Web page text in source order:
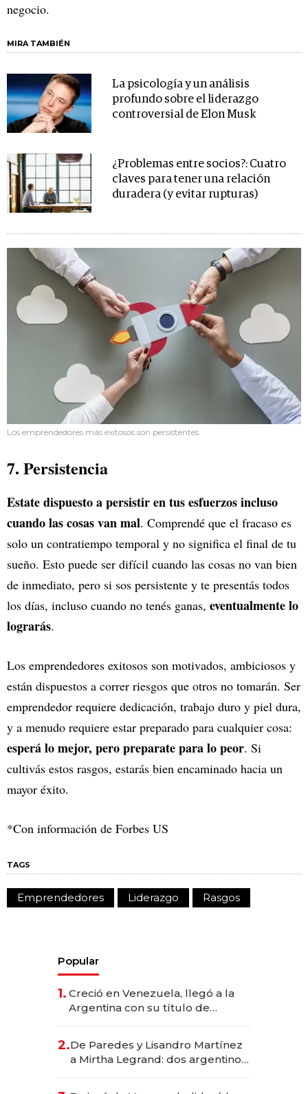
negocio.
MIRA TAMBIÉN
La psicología y un análisis
profundo sobre el liderazgo
controversial de Elon Musk
¿Problemas entre socios?: Cuatro
claves para tener una relación
duradera (y evitar rupturas)
Los emprendedores más exitosos son persistentes.
7. Persistencia
Estate dispuesto a persistir en tus esfuerzos incluso
cuando las cosas van mal. Comprendé que el fracaso es
solo un contratiempo temporal y no significa el final de tu
sueño. Esto puede ser difícil cuando las cosas no van bien
de inmediato, pero si sos persistente y te presentás todos
los días, incluso cuando no tenés ganas, eventualmente lo
lograrás.
Los emprendedores exitosos son motivados, ambiciosos y
están dispuestos a correr riesgos que otros no tomarán. Ser
emprendedor requiere dedicación, trabajo duro y piel dura,
y a menudo requiere estar preparado para cualquier cosa:
esperá lo mejor, pero preparate para lo peor. Si
cultivás estos rasgos, estarás bien encaminado hacia un
mayor éxito.
*Con información de Forbes US
TAGS
Emprendedores Liderazgo Rasgos
Popular
1. Creció en Venezuela, llegó a la
Argentina con su título de
las marcas "fast premium"
2.De Paredes y Lisandro Martínez
a Mirtha Legrand: dos argentinos